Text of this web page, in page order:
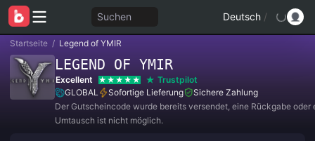
Suchen Deutsch /
Startseite / Legend of YMIR
LEGEND OF YMIR
Excellent
Trustpilot
GLOBAL
Sofortige Lieferung
Sichere Zahlung
Der Gutscheincode wurde bereits versendet, eine Rückgabe oder
Umtausch ist nicht möglich.